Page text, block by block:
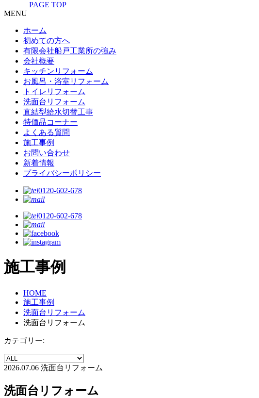
PAGE TOP
MENU
ホーム
初めての方へ
有限会社船戸工業所の強み
会社概要
キッチンリフォーム
お風呂・浴室リフォーム
トイレリフォーム
洗面台リフォーム
直結型給水切替工事
特価品コーナー
よくある質問
施工事例
お問い合わせ
新着情報
プライバシーポリシー
0120-602-678
0120-602-678
施工事例
HOME
施工事例
洗面台リフォーム
洗面台リフォーム
カテゴリー:
2026.07.06 洗面台リフォーム
洗面台リフォーム